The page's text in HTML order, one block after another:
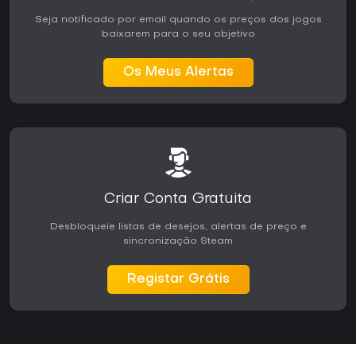
Seja notificado por email quando os preços dos jogos
baixarem para o seu objetivo
Os Meus Alertas
Criar Conta Gratuita
Desbloqueie listas de desejos, alertas de preço e
sincronização Steam
Registar Grátis